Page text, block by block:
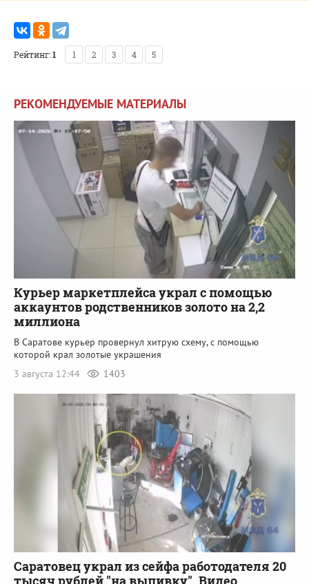
Рейтинг:1 1 2 3 4 5
РЕКОМЕНДУЕМЫЕ МАТЕРИАЛЫ
Курьер маркетплейса украл с помощью
аккаунтов родственников золото на 2,2
миллиона
В Саратове курьер провернул хитрую схему, с помощью
которой крал золотые украшения
3 августа 12:44
1403
Саратовец украл из сейфа работодателя 20
тысяч рублей "на выпивку". Видео